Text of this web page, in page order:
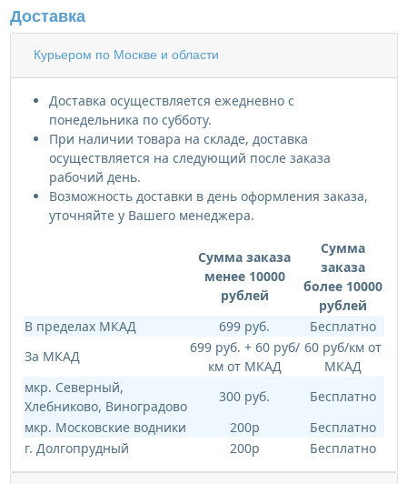
Доставка
Курьером по Москве и области
Доставка осуществляется ежедневно с
понедельника по субботу.
При наличии товара на складе, доставка
осуществляется на следующий после заказа
рабочий день.
Возможность доставки в день оформления заказа,
уточняйте у Вашего менеджера.
Сумма заказа
менее 10000
рублей
Сумма
заказа
более 10000
рублей
В пределах МКАД
699 руб.
Бесплатно
За МКАД
699 руб. + 60 руб/
км от МКАД
60 руб/км от
МКАД
мкр. Северный,
Хлебниково, Виноградово
300 руб.
Бесплатно
мкр. Московские водники
200р
Бесплатно
г. Долгопрудный
200р Бесплатно